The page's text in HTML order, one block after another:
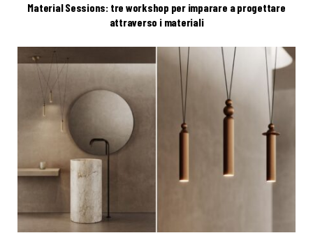
Material Sessions: tre workshop per imparare a progettare
attraverso i materiali